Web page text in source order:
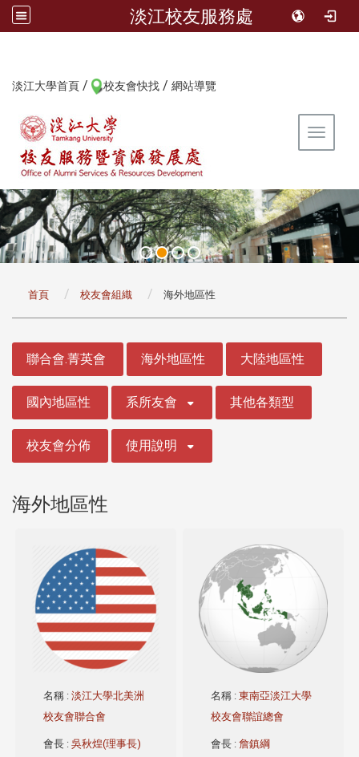
淡江校友服務處
淡江大學首頁 / 校友會快找 / 網站導覽
Toggle
首頁 校友會組織 海外地區性
聯合會.菁英會 海外地區性 大陸地區性
國內地區性 系所友會 其他各類型
校友會分佈 使用說明
海外地區性
名稱 :淡江大學北美洲
校友會聯合會
會長 :吳秋煌(理事長)
名稱 :東南亞淡江大學
校友會聯誼總會
會長 :詹鎮綱